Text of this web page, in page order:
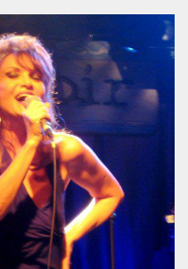
: l'album "ROMANIA"
2012 au RESERVOIR
et du show 2012.
MITTERRAND,
- LA ROTONDE
(avril